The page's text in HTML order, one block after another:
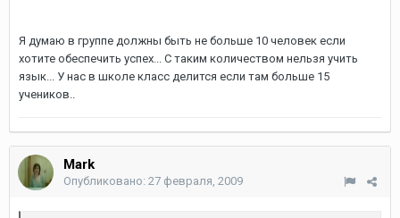
Я думаю в группе должны быть не больше 10 человек если
хотите обеспечить успех... С таким количеством нельзя учить
язык... У нас в школе класс делится если там больше 15
учеников..
Mark
Опубликовано: 27 февраля, 2009